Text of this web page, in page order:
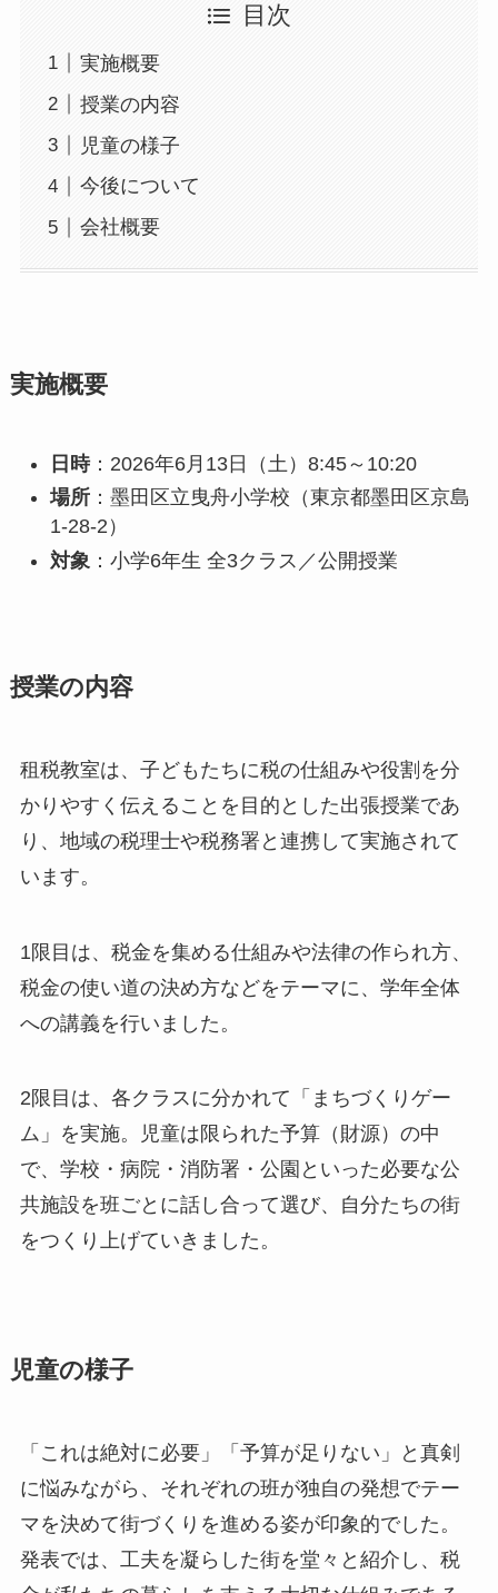
目次
実施概要
授業の内容
児童の様子
今後について
会社概要
実施概要
日時：2026年6月13日（土）8:45～10:20
場所：墨田区立曳舟小学校（東京都墨田区京島
1-28-2）
対象 ：小学6年生 全3クラス／公開授業
授業の内容
租税教室は、子どもたちに税の仕組みや役割を分
かりやすく伝えることを目的とした出張授業であ
り、地域の税理士や税務署と連携して実施されて
います。
1限目は、税金を集める仕組みや法律の作られ方、
税金の使い道の決め方などをテーマに、学年全体
への講義を行いました。
2限目は、各クラスに分かれて「まちづくりゲー
ム」を実施。児童は限られた予算（財源）の中
で、学校・病院・消防署・公園といった必要な公
共施設を班ごとに話し合って選び、自分たちの街
をつくり上げていきました。
児童の様子
「これは絶対に必要」「予算が足りない」と真剣
に悩みながら、それぞれの班が独自の発想でテー
マを決めて街づくりを進める姿が印象的でした。
発表では、工夫を凝らした街を堂々と紹介し、税